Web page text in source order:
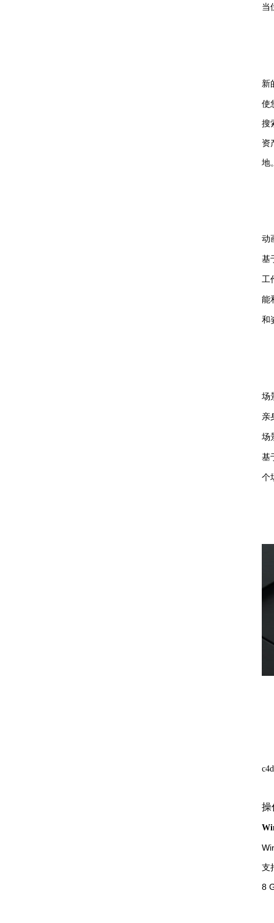
当
新
使
搜
资
地
动
基
工
能
和
场
亲
场
基
个
操
支
8